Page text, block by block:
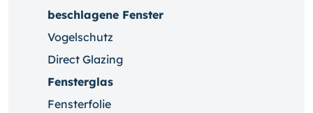
beschlagene Fenster
Vogelschutz
Direct Glazing
Fensterglas
Fensterfolie